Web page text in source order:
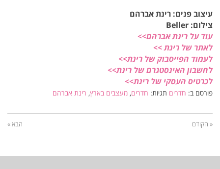
עיצוב פנים: רינת אברהם
צילום: Beller
עוד על רינת אברהם>>
לאתר של רינת >>
לעמוד הפייסבוק של רינת>>
לחשבון האינסטגרם של רינת>>
לכרטיס העסקי של רינת>>
פורסם ב: חדרים תגיות: חדרים, מעצבים בארץ, רינת אברהם
« הקודם הבא »